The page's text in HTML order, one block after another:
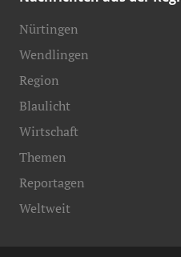
Nürtingen
Wendlingen
Region
Blaulicht
Wirtschaft
Themen
Reportagen
Weltweit